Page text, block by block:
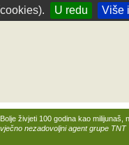
U redu Više
Bolje živjeti 100 godina kao milijunaš,
vječno nezadovoljni agent grupe TNT